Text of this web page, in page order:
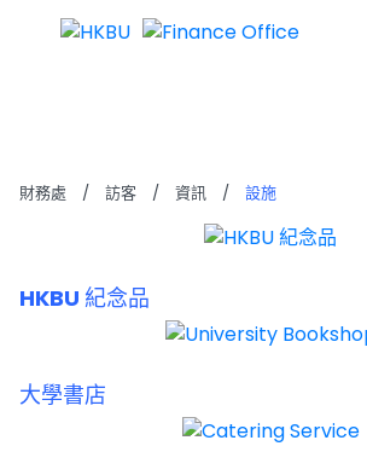
財務處 / 訪客 / 資訊 / 設施
HKBU 紀念品
大學書店